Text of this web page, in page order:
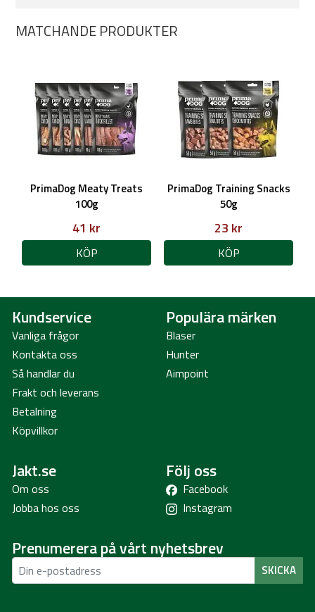
MATCHANDE PRODUKTER
PrimaDog Meaty Treats
100g
41 kr
KÖP
PrimaDog Training Snacks
50g
23 kr
KÖP
Kundservice
Vanliga frågor
Kontakta oss
Så handlar du
Frakt och leverans
Betalning
Köpvillkor
Populära märken
Blaser
Hunter
Aimpoint
Jakt.se
Om oss
Jobba hos oss
Följ oss
Facebook
Instagram
Prenumerera på vårt nyhetsbrev
SKICKA